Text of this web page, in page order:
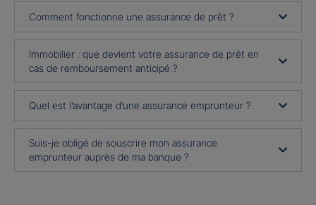
Comment fonctionne une assurance de prêt ?
Immobilier : que devient votre assurance de prêt en
cas de remboursement anticipé ?
Quel est l’avantage d’une assurance emprunteur ?
Suis-je obligé de souscrire mon assurance
emprunteur auprès de ma banque ?